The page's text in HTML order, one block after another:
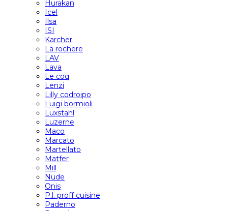
Hurakan
Icel
Ilsa
ISI
Karcher
La rochere
LAV
Lava
Le coq
Lenzi
Lilly codroipo
Luigi bormioli
Luxstahl
Luzerne
Maco
Marcato
Martellato
Matfer
Mill
Nude
Onis
P.l. proff cuisine
Paderno